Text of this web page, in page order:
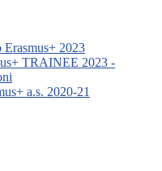
Erasmus+ 2023
TRAINEE 2023 -
a.s. 2020-21